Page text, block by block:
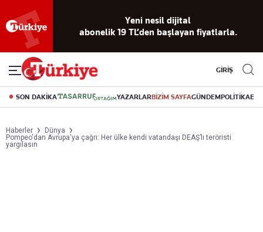
Yeni nesil dijital
abonelik 19 TL’den başlayan fiyatlarla.
GİRİŞ
SON DAKİKA YAZARLARBİZİM SAYFAGÜNDEMPOLİTİKA
Haberler
Dünya
Pompeo'dan Avrupa'ya çağrı: Her ülke kendi vatandaşı DEAŞ’lı teröristi
yargılasın